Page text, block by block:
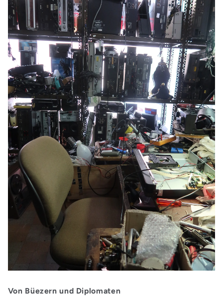
Von Büezern und Diplomaten